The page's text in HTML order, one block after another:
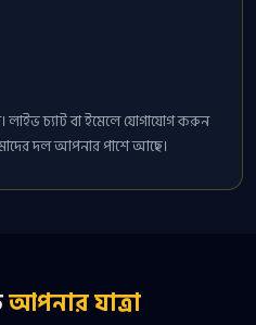
লাইভ চ্যাট বা ইমেলে যোগাযোগ করুন
দল আপনার পাশে আছে।
আপনার যাত্রা